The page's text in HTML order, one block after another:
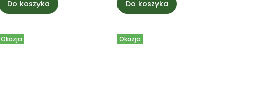
Do koszyka Do koszyka
Okazja Okazja